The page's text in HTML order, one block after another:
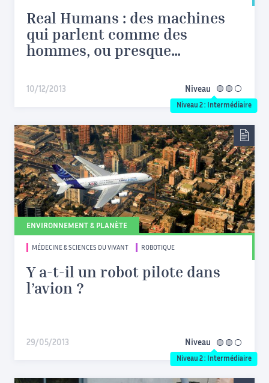
Real Humans : des machines
qui parlent comme des
hommes, ou presque…
10/12/2013 Niveau intermédiaire
Niveau 2 : Intermédiaire
ENVIRONNEMENT & PLANÈTE
MÉDECINE & SCIENCES DU VIVANT ROBOTIQUE
Y a-t-il un robot pilote dans
l’avion ?
29/05/2013 Niveau intermédiaire
Niveau 2 : Intermédiaire